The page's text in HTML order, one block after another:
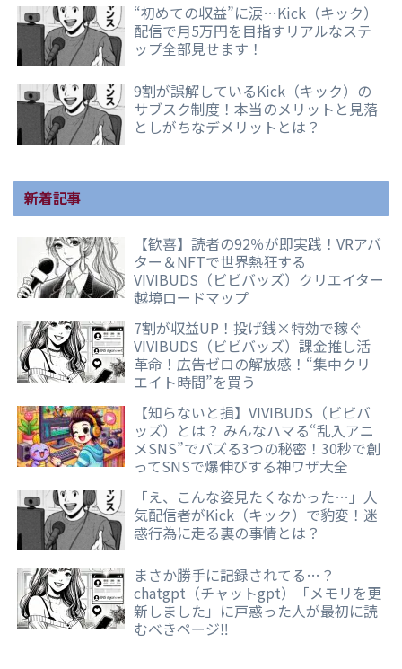
“初めての収益”に涙…Kick（キック）
配信で月5万円を目指すリアルなステ
ップ全部見せます！
9割が誤解しているKick（キック）の
サブスク制度！本当のメリットと見落
としがちなデメリットとは？
新着記事
【歓喜】読者の92％が即実践！VRアバ
ター＆NFTで世界熱狂する
VIVIBUDS（ビビバッズ）クリエイター
越境ロードマップ
7割が収益UP！投げ銭×特効で稼ぐ
VIVIBUDS（ビビバッズ）課金推し活
革命！広告ゼロの解放感！“集中クリ
エイト時間”を買う
【知らないと損】VIVIBUDS（ビビバ
ッズ）とは？ みんなハマる“乱入アニ
メSNS”でバズる3つの秘密！30秒で創
ってSNSで爆伸びする神ワザ大全
「え、こんな姿見たくなかった…」人
気配信者がKick（キック）で豹変！迷
惑行為に走る裏の事情とは？
まさか勝手に記録されてる…？
chatgpt（チャットgpt）「メモリを更
新しました」に戸惑った人が最初に読
むべきページ‼️